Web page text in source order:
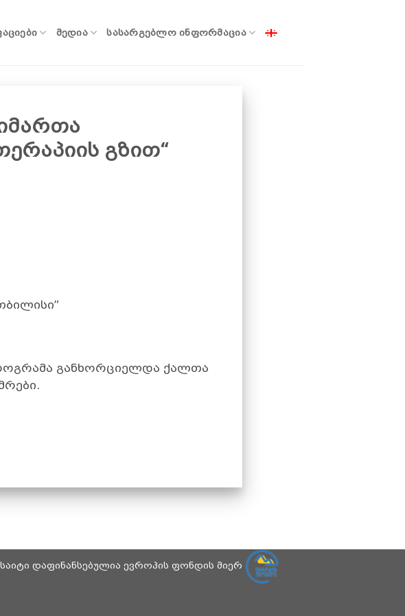
ᲛᲔᲓᲘᲐ ᲡᲐᲡᲐᲠᲒᲔᲑᲚᲝ ᲘᲜᲤᲝᲠᲛᲐᲪᲘᲐ
გზით“
განხორციელდა ქალთა
საიტი დაფინანსებულია ევროპის ფონდის მიერ